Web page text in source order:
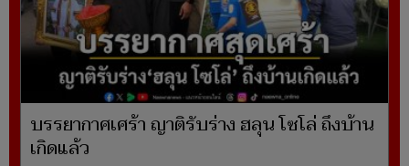
บรรยากาศเศร้า ญาติรับร่าง ฮลุน โซโล่ ถึงบ้าน
เกิดแล้ว